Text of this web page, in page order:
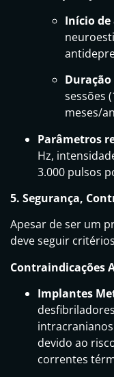
Início de
sessões
meses/
Parâmetros
Hz,
3.000 pulsos
5. Segurança,
Apesar de ser um
deve seguir
Contraindicações
Implantes
devido ao
correntes